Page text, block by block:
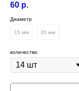
60 р.
Диаметр
15 мм 20 мм
количество